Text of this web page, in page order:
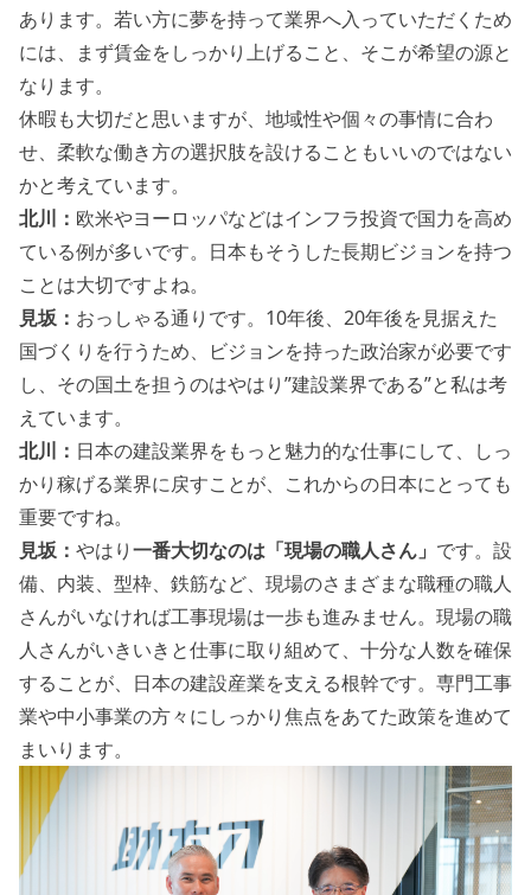
あります。若い方に夢を持って業界へ入っていただくため
には、まず賃金をしっかり上げること、そこが希望の源と
なります。
休暇も大切だと思いますが、地域性や個々の事情に合わ
せ、柔軟な働き方の選択肢を設けることもいいのではない
かと考えています。
北川： 欧米やヨーロッパなどはインフラ投資で国力を高め
ている例が多いです。日本もそうした長期ビジョンを持つ
ことは大切ですよね。
見坂： おっしゃる通りです。10年後、20年後を見据えた
国づくりを行うため、ビジョンを持った政治家が必要です
し、その国土を担うのはやはり”建設業界である”と私は考
えています。
北川： 日本の建設業界をもっと魅力的な仕事にして、しっ
かり稼げる業界に戻すことが、これからの日本にとっても
重要ですね。
見坂： やはり一番大切なのは「現場の職人さん」 です。設
備、内装、型枠、鉄筋など、現場のさまざまな職種の職人
さんがいなければ工事現場は一歩も進みません。現場の職
人さんがいきいきと仕事に取り組めて、十分な人数を確保
することが、日本の建設産業を支える根幹です。専門工事
業や中小事業の方々にしっかり焦点をあてた政策を進めて
まいります。